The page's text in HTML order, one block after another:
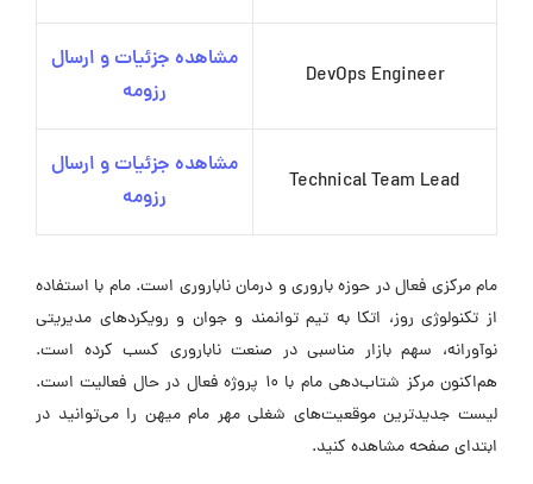
DevOps Engineer
مشاهده جزئیات و ارسال
رزومه
Technical Team Lead
مشاهده جزئیات و ارسال
رزومه
مام مرکزی فعال در حوزه باروری و درمان ناباروری است. مام با استفاده
از تکنولوژی روز، اتکا به تیم توانمند و جوان و رویکردهای مدیریتی
نوآورانه، سهم بازار مناسبی در صنعت ناباروری کسب کرده است.
هم‌اکنون مرکز شتاب‌دهی مام با 10 پروژه فعال در حال فعالیت است.
لیست جدیدترین موقعیت‌های شغلی مهر مام میهن را می‌توانید در
ابتدای صفحه مشاهده کنید.